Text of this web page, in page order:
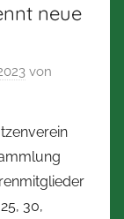
neue
von
30,